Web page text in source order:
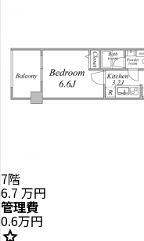
7階
6.7 万円
管理費
0.6万円